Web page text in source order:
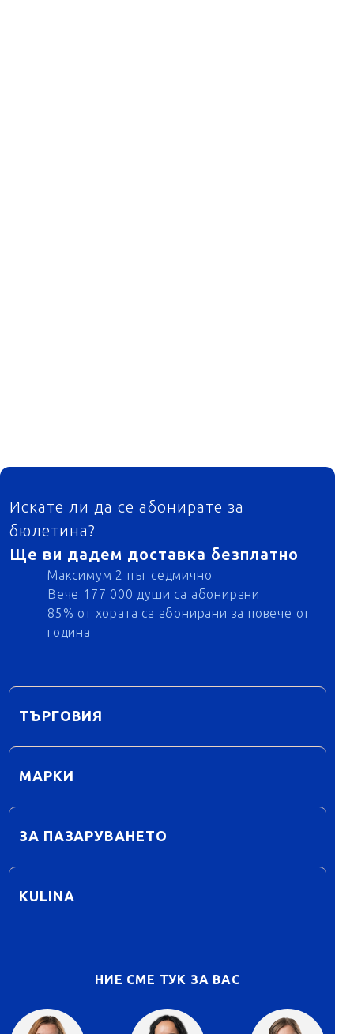
ФУТЕР
Искате ли да се абонирате за
бюлетина?
Ще ви дадем доставка безплатно
Максимум 2 път седмично
Вече 177 000 души са абонирани
85% от хората са абонирани за повече от
година
ТЪРГОВИЯ
МАРКИ
ЗА ПАЗАРУВАНЕТО
KULINA
НИЕ СМЕ ТУК ЗА ВАС